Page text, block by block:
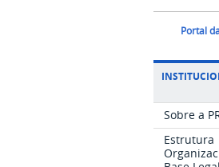
Portal
Sobre a
Estrutura